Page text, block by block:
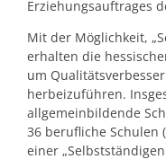
Erziehungsauftrages
Mit der Möglichkeit,
erhalten die
um
herbeizuführen.
allgemeinbildende
36 berufliche Schulen
einer